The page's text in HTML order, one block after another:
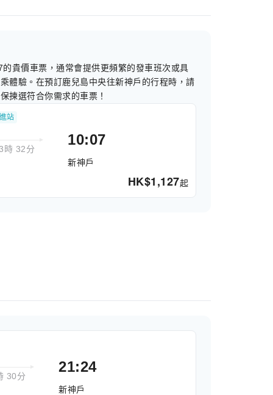
貴價車票，通常會提供更頻繁的發車班次或具
體驗。在預訂鹿兒島中央往新神戶的行程時，請
揀選符合你需求的車票！
站
時 32分
10:07
新神戶
HK$1,127起
30分
21:24
新神戶